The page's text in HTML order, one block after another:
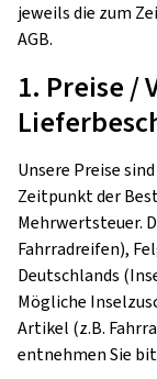
jeweils die zum
AGB.
1. Preise /
Unsere Preise
Zeitpunkt der
Mehrwertsteuer.
Fahrradreifen),
Deutschlands
Mögliche
Artikel (z.B.
entnehmen Sie